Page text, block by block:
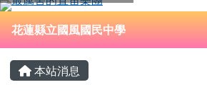
跳至主內容區
花蓮縣立國風國民中學
導覽列
花蓮縣立國風國民中學
主內容區域
本站消息
頁尾區域